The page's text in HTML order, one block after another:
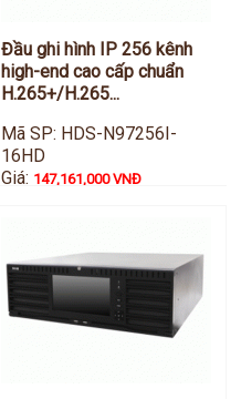
Đầu ghi hình IP 256 kênh
high-end cao cấp chuẩn
H.265+/H.265...
Mã SP: HDS-N97256I-
16HD
Giá: 147,161,000 VNĐ